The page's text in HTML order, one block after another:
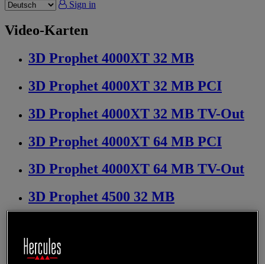
Sign in
Video-Karten
3D Prophet 4000XT 32 MB
3D Prophet 4000XT 32 MB PCI
3D Prophet 4000XT 32 MB TV-Out
3D Prophet 4000XT 64 MB PCI
3D Prophet 4000XT 64 MB TV-Out
3D Prophet 4500 32 MB
3D Prophet 4500 64 MB